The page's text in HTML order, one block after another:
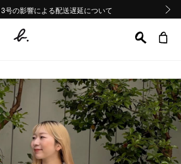
地震の影響による配送遅延について
Summer Sale 2buy10%OFF!!
号の影響による配送遅延について
地震の影響による配送遅延について
Summer Sale 2buy10%OFF!!